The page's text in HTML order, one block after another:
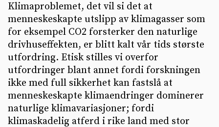
Klimaproblemet, det vil si det at
menneskeskapte utslipp av klimagasser som
for eksempel CO2 forsterker den naturlige
drivhuseffekten, er blitt kalt vår tids største
utfordring. Etisk stilles vi overfor
utfordringer blant annet fordi forskningen
ikke med full sikkerhet kan fastslå at
menneskeskapte klimaendringer dominerer
naturlige klimavariasjoner; fordi
klimaskadelig atferd i rike land med stor